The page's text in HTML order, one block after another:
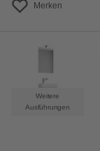
Merken
Weitere
Ausführungen